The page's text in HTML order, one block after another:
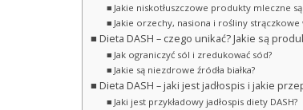
Jakie niskotłuszczowe produkty mleczne
Jakie orzechy, nasiona i rośliny strączkowe
Dieta DASH – czego unikać? Jakie są
Jak ograniczyć sól i zredukować sód?
Jakie są niezdrowe źródła białka?
Dieta DASH – jaki jest jadłospis i jakie
Jaki jest przykładowy jadłospis diety DASH?